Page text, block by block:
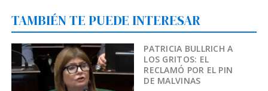
TAMBIÉN TE PUEDE INTERESAR
PATRICIA BULLRICH A
LOS GRITOS: EL
RECLAMÓ POR EL PIN
DE MALVINAS